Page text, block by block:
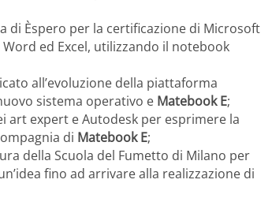
di Èspero per la certificazione di Microsoft
ed Excel, utilizzando il notebook
all’evoluzione della piattaforma
sistema operativo e Matebook E;
art expert e Autodesk per esprimere la
di Matebook E;
della Scuola del Fumetto di Milano per
fino ad arrivare alla realizzazione di